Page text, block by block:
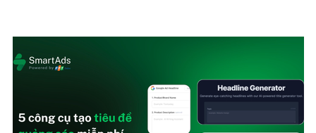
Lịch thi đấu bóng đá
Tư vấn